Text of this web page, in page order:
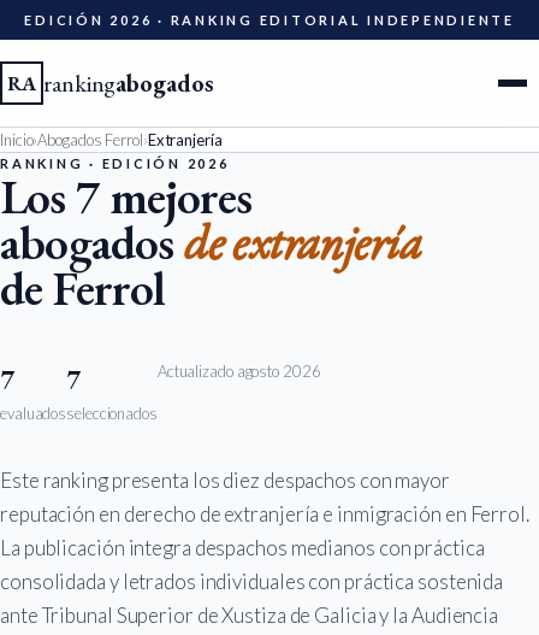
EDICIÓN 2026 · RANKING EDITORIAL INDEPENDIENTE
RA rankingabogados
Ciudades
Especialidades
Diccionario
Metodología
Ser evaluado
Inicio›Abogados Ferrol›Extranjería
RANKING · EDICIÓN 2026
Los 7 mejores
abogadosde extranjería
de Ferrol
7
evaluados
7
seleccionados
Actualizado agosto 2026
Este ranking presenta los diez despachos con mayor
reputación en derecho de extranjería e inmigración en Ferrol.
La publicación integra despachos medianos con práctica
consolidada y letrados individuales con práctica sostenida
ante Tribunal Superior de Xustiza de Galicia y la Audiencia